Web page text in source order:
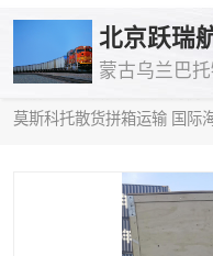
蒙古乌兰巴
莫斯科托散货拼箱运输 国际
乌兰巴托物流专线
乌兰巴托公路运输
中欧班列
蒙古乌兰巴托双清包
蒙古乌兰巴托空运专线